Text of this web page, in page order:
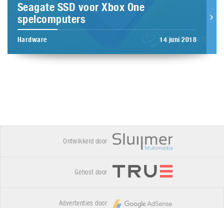
Seagate SSD voor Xbox One
spelcomputers
Hardware 14 juni 2018
Ontwikkeld door
Gehost door
Advertenties door